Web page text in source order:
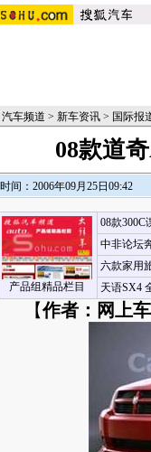
汽车频道 > 新车资讯 > 国际报
08款道
时间：2006年09月25日09:42
产品组精品栏目
08款300C
中非论坛
六款家用
天语SX4
【作者：网上